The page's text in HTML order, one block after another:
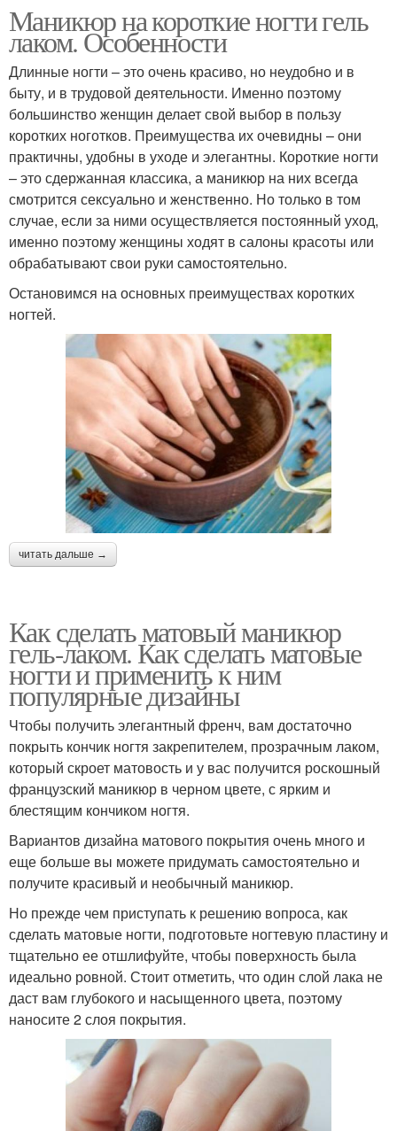
Маникюр на короткие ногти гель
лаком. Особенности
Длинные ногти – это очень красиво, но неудобно и в
быту, и в трудовой деятельности. Именно поэтому
большинство женщин делает свой выбор в пользу
коротких ноготков. Преимущества их очевидны – они
практичны, удобны в уходе и элегантны. Короткие ногти
– это сдержанная классика, а маникюр на них всегда
смотрится сексуально и женственно. Но только в том
случае, если за ними осуществляется постоянный уход,
именно поэтому женщины ходят в салоны красоты или
обрабатывают свои руки самостоятельно.
Остановимся на основных преимуществах коротких
ногтей.
читать дальше →
Как сделать матовый маникюр
гель-лаком. Как сделать матовые
ногти и применить к ним
популярные дизайны
Чтобы получить элегантный френч, вам достаточно
покрыть кончик ногтя закрепителем, прозрачным лаком,
который скроет матовость и у вас получится роскошный
французский маникюр в черном цвете, с ярким и
блестящим кончиком ногтя.
Вариантов дизайна матового покрытия очень много и
еще больше вы можете придумать самостоятельно и
получите красивый и необычный маникюр.
Но прежде чем приступать к решению вопроса, как
сделать матовые ногти, подготовьте ногтевую пластину и
тщательно ее отшлифуйте, чтобы поверхность была
идеально ровной. Стоит отметить, что один слой лака не
даст вам глубокого и насыщенного цвета, поэтому
наносите 2 слоя покрытия.